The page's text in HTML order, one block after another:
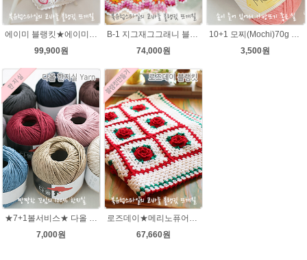
에이미 블랭킷★에이미울 뜨개실DIY 북유럽블랭킷 코바늘뜨기/손뜨개블랭킷 부드러운 털실
99,900원
B-1 지그재그그래니 블랭킷★메리노퓨어울 뜨개실 코바늘뜨기(뜨개실 20타래+도안증정)/봄 블랭킷뜨기/가을 북유럽블랭킷 뜨개질
74,000원
10+1 모찌(Mochi)70g 모찌실/인형실/소품실/리틀모찌/가방뜨기/모찌뜨개실/가방뜨개실/여름뜨개실 브릿지실/솜뜨개실/코나실 왕모찌실
3,500원
7,000원
67,660원